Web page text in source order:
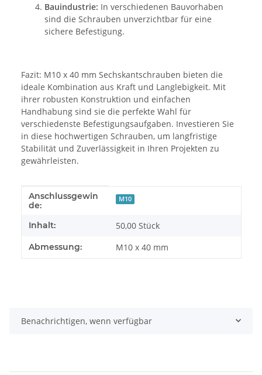
Bauindustrie: In verschiedenen Bauvorhaben
sind die Schrauben unverzichtbar für eine
sichere Befestigung.
Fazit: M10 x 40 mm Sechskantschrauben bieten die
ideale Kombination aus Kraft und Langlebigkeit. Mit
ihrer robusten Konstruktion und einfachen
Handhabung sind sie die perfekte Wahl für
verschiedenste Befestigungsaufgaben. Investieren Sie
in diese hochwertigen Schrauben, um langfristige
Stabilität und Zuverlässigkeit in Ihren Projekten zu
gewährleisten.
Produkteigenschaft
Wert
Anschlussgewin
de:
M10
Inhalt: 50,00 Stück
Abmessung: M10 x 40 mm
Benachrichtigen, wenn verfügbar